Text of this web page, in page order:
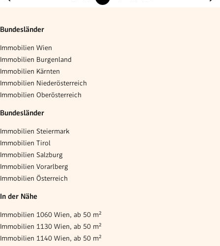
Bundesländer
Immobilien Wien
Immobilien Burgenland
Immobilien Kärnten
Immobilien Niederösterreich
Immobilien Oberösterreich
Bundesländer
Immobilien Steiermark
Immobilien Tirol
Immobilien Salzburg
Immobilien Vorarlberg
Immobilien Österreich
In der Nähe
Immobilien 1060 Wien, ab 50 m²
Immobilien 1130 Wien, ab 50 m²
Immobilien 1140 Wien, ab 50 m²